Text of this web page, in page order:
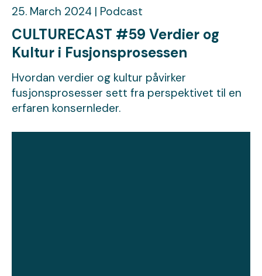
25. March 2024 | Podcast
CULTURECAST #59 Verdier og
Kultur i Fusjonsprosessen
Hvordan verdier og kultur påvirker
fusjonsprosesser sett fra perspektivet til en
erfaren konsernleder.